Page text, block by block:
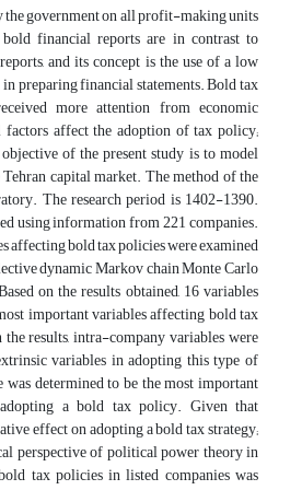
the government on all profit-making units
financial reports are in contrast to
and its concept is the use of a low
preparing financial statements. Bold tax
more attention from economic
factors affect the adoption of tax policy;
of the present study is to model
capital market. The method of the
The research period is 1402-1390.
using information from 221 companies.
affecting bold tax policies were examined
dynamic Markov chain Monte Carlo
on the results obtained, 16 variables
important variables affecting bold tax
the results, intra-company variables were
variables in adopting this type of
was determined to be the most important
a bold tax policy. Given that
effect on adopting a bold tax strategy;
perspective of political power theory in
tax policies in listed companies was